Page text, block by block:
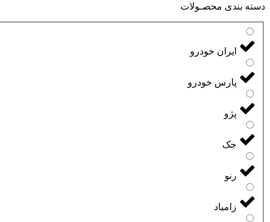
دسته بندی محصـولات
ایران خودرو
پارس خودرو
پژو
جک
رنو
زامیاد